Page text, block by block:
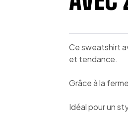
Ce sweatshirt
et tendance.
Grâce à la
Idéal pour un